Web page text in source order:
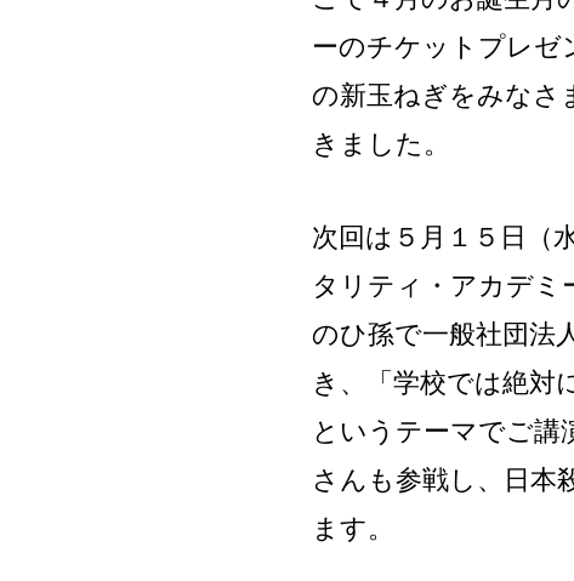
ーのチケットプレゼ
の新玉ねぎをみなさ
きました。
次回は５月１５日（
タリティ・アカデミ
のひ孫で一般社団法
き、「学校では絶対
というテーマでご講
さんも参戦し、日本
ます。